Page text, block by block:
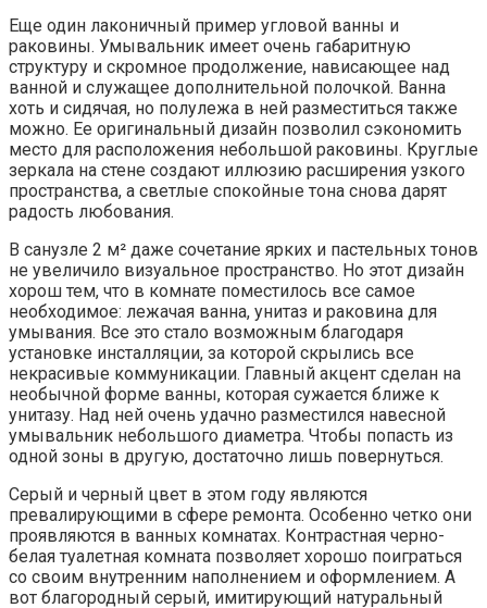
Еще один лаконичный пример угловой ванны и
раковины. Умывальник имеет очень габаритную
структуру и скромное продолжение, нависающее над
ванной и служащее дополнительной полочкой. Ванна
хоть и сидячая, но полулежа в ней разместиться также
можно. Ее оригинальный дизайн позволил сэкономить
место для расположения небольшой раковины. Круглые
зеркала на стене создают иллюзию расширения узкого
пространства, а светлые спокойные тона снова дарят
радость любования.
В санузле 2 м² даже сочетание ярких и пастельных тонов
не увеличило визуальное пространство. Но этот дизайн
хорош тем, что в комнате поместилось все самое
необходимое: лежачая ванна, унитаз и раковина для
умывания. Все это стало возможным благодаря
установке инсталляции, за которой скрылись все
некрасивые коммуникации. Главный акцент сделан на
необычной форме ванны, которая сужается ближе к
унитазу. Над ней очень удачно разместился навесной
умывальник небольшого диаметра. Чтобы попасть из
одной зоны в другую, достаточно лишь повернуться.
Серый и черный цвет в этом году являются
превалирующими в сфере ремонта. Особенно четко они
проявляются в ванных комнатах. Контрастная черно-
белая туалетная комната позволяет хорошо поиграться
со своим внутренним наполнением и оформлением. А
вот благородный серый, имитирующий натуральный